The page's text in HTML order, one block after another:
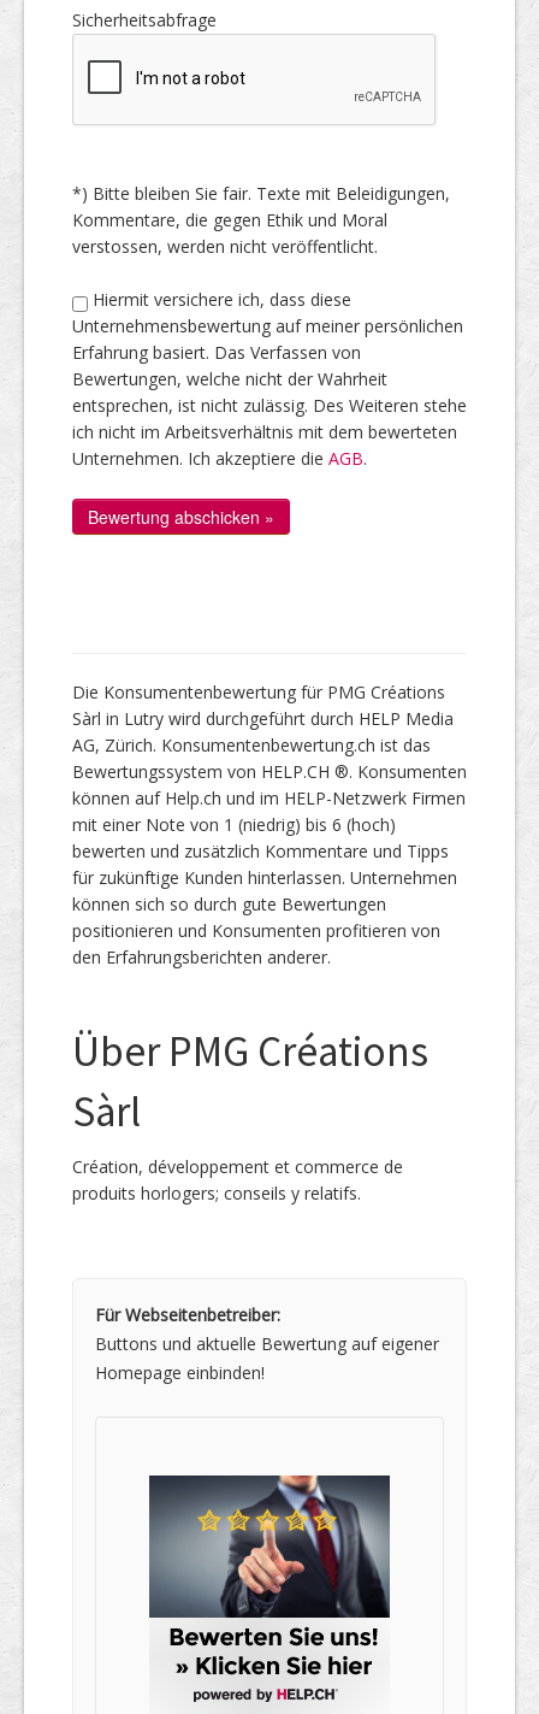
Sicherheitsabfrage
*) Bitte bleiben Sie fair. Texte mit Beleidigungen,
Kommentare, die gegen Ethik und Moral
verstossen, werden nicht veröffentlicht.
Hiermit versichere ich, dass diese
Unternehmensbewertung auf meiner persönlichen
Erfahrung basiert. Das Verfassen von
Bewertungen, welche nicht der Wahrheit
entsprechen, ist nicht zulässig. Des Weiteren stehe
ich nicht im Arbeitsverhältnis mit dem bewerteten
Unternehmen. Ich akzeptiere die AGB.
Die Konsumentenbewertung für PMG Créations
Sàrl in Lutry wird durchgeführt durch HELP Media
AG, Zürich. Konsumentenbewertung.ch ist das
Bewertungssystem von HELP.CH ®. Konsumenten
können auf Help.ch und im HELP-Netzwerk Firmen
mit einer Note von 1 (niedrig) bis 6 (hoch)
bewerten und zusätzlich Kommentare und Tipps
für zukünftige Kunden hinterlassen. Unternehmen
können sich so durch gute Bewertungen
positionieren und Konsumenten profitieren von
den Erfahrungsberichten anderer.
Über PMG Créations
Sàrl
Création, développement et commerce de
produits horlogers; conseils y relatifs.
Für Webseitenbetreiber:
Buttons und aktuelle Bewertung auf eigener
Homepage einbinden!